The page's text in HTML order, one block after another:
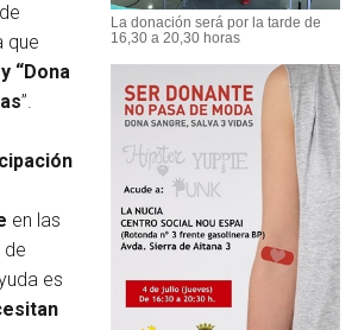
La donación será por la tarde de
16,30 a 20,30 horas
que
“Dona
”.
en las
de
es